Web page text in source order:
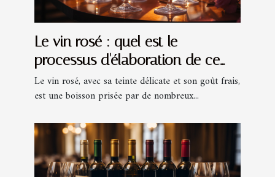
Le vin rosé : quel est le
processus d'élaboration de ce
type de vin ?
Le vin rosé, avec sa teinte délicate et son goût frais,
est une boisson prisée par de nombreux...